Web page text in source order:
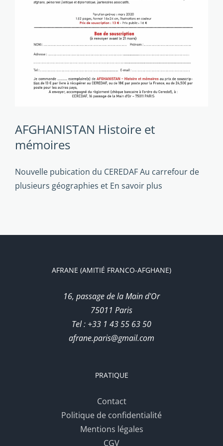
AFGHANISTAN Histoire et
mémoires
Nouvelle pubication du CEREDAF Au carrefour de
plusieurs géographies et En savoir plus
AFRANE (AMITIÉ FRANCO-AFGHANE)
16, passage de la Main d'Or
75011 Paris
Tel : +33 1 43 55 63 50
afrane.paris@gmail.com
PRATIQUE
Contact
Politique de confidentialité
Mentions légales
CGV